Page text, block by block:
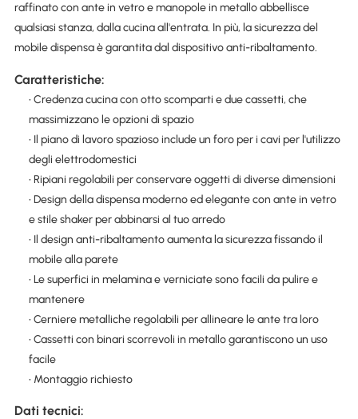
raffinato con ante in vetro e manopole in metallo abbellisce
qualsiasi stanza, dalla cucina all'entrata. In più, la sicurezza del
mobile dispensa è garantita dal dispositivo anti-ribaltamento.
Caratteristiche:
• Credenza cucina con otto scomparti e due cassetti, che
massimizzano le opzioni di spazio
• Il piano di lavoro spazioso include un foro per i cavi per l'utilizzo
degli elettrodomestici
• Ripiani regolabili per conservare oggetti di diverse dimensioni
• Design della dispensa moderno ed elegante con ante in vetro
e stile shaker per abbinarsi al tuo arredo
• Il design anti-ribaltamento aumenta la sicurezza fissando il
mobile alla parete
• Le superfici in melamina e verniciate sono facili da pulire e
mantenere
• Cerniere metalliche regolabili per allineare le ante tra loro
• Cassetti con binari scorrevoli in metallo garantiscono un uso
facile
• Montaggio richiesto
Dati tecnici: